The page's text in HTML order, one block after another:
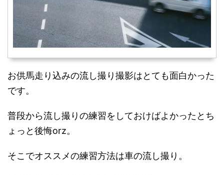
お供馬走り込みの流し撮り撮影はとても面白かった
です。
普段から流し撮りの練習をしておけばよかったとち
ょっと後悔orz。
そこでオススメの練習方法は車の流し撮り。